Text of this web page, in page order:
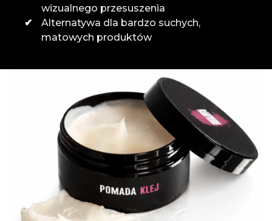
wizualnego przesuszenia
Alternatywa dla bardzo suchych,
matowych produktów